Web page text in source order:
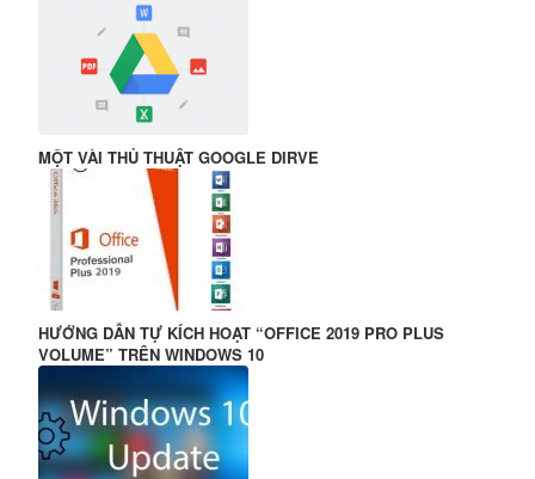
MỘT VÀI THỦ THUẬT GOOGLE DIRVE
HƯỚNG DẪN TỰ KÍCH HOẠT “OFFICE 2019 PRO PLUS
VOLUME” TRÊN WINDOWS 10